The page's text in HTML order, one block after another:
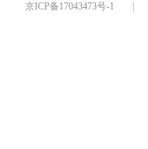
京ICP备17043473号-1